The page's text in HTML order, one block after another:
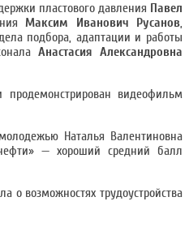
пластового давления Павел
Максим Иванович Русанов,
подбора, адаптации и работы
Анастасия Александровна
видеофильм
Наталья Валентиновна
— хороший средний балл
о возможностях трудоустройства